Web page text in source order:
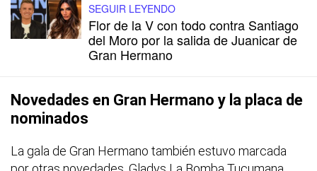
SEGUIR LEYENDO
Flor de la V con todo contra Santiago
del Moro por la salida de Juanicar de
Gran Hermano
Novedades en Gran Hermano y la placa de
nominados
La gala de Gran Hermano también estuvo marcada